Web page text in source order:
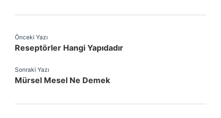
Önceki Yazı
Reseptörler Hangi Yapıdadır
Sonraki Yazı
Mürsel Mesel Ne Demek